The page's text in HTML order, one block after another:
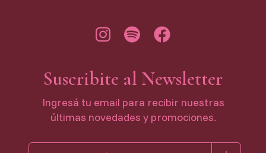
Suscribite al Newsletter
Ingresá tu email para recibir nuestras
últimas novedades y promociones.